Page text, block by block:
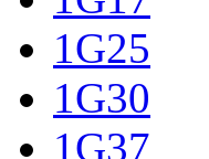
1G25
1G30
1G37